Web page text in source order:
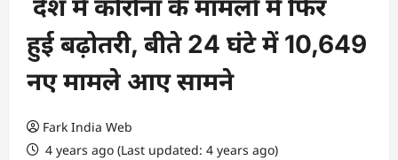
देश में कोरोना के मामलों में फिर
हुई बढ़ोतरी, बीते 24 घंटे में 10,649
नए मामले आए सामने
Fark India Web
4 years ago (Last updated: 4 years ago)